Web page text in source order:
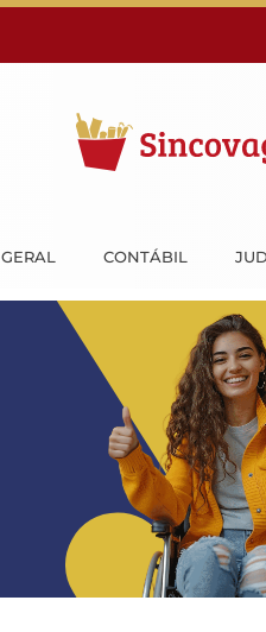
GERAL CONTÁBIL